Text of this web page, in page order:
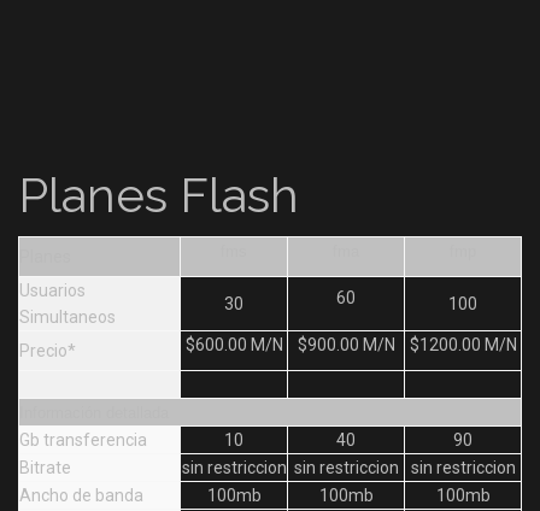
Planes Flash
Usuarios
Simultaneos
30 60 100
Precio* $600.00 M/N $900.00 M/N $1200.00 M/N
Gb transferencia 10 40
90
Bitrate
sin restriccion sin restriccion
sin restriccion
Ancho de banda
100mb 100mb
100mb